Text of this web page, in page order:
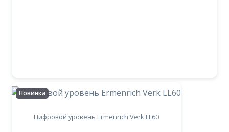
Новинка
Цифровой уровень Ermenrich Verk LL60